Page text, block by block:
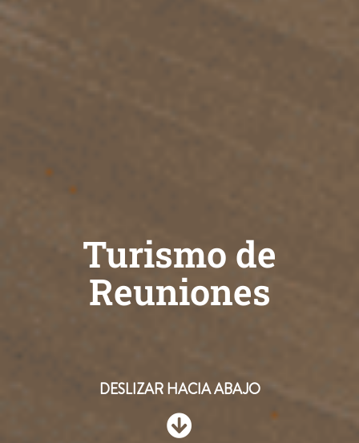
Turismo de
Reuniones
DESLIZAR HACIA ABAJO